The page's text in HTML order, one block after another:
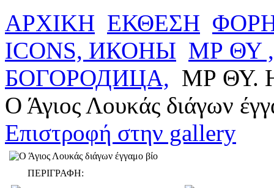
ΑΡΧΙΚΗ ΕΚΘΕΣΗ
ICONS, ИКОНЫ ΜΡ ΘΥ ,
БОГОРОДИЦА, ΜΡ ΘΥ. Η
Ο Άγιος Λουκάς διάγων
Επιστροφή στην gallery
ΠΕΡΙΓΡΑΦΗ: